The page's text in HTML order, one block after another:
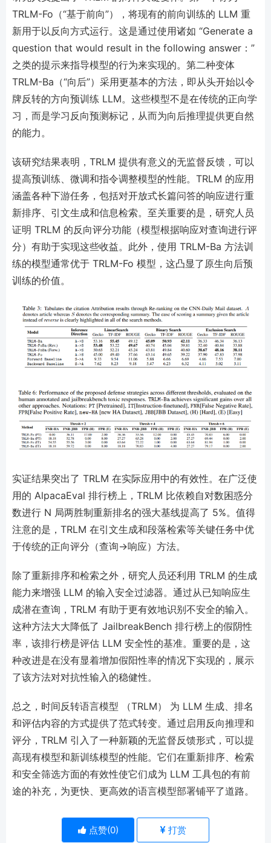
TRLM-Fo（“基于前向”），将现有的前向训练的 LLM 重
新用于以反向方式运行。这是通过使用诸如 “Generate a
question that would result in the following answer：”
之类的提示来指导模型的行为来实现的。第二种变体
TRLM-Ba（“向后”）采用更基本的方法，即从头开始以令
牌反转的方向预训练 LLM。这些模型不是在传统的正向学
习，而是学习反向预测标记，从而为向后推理提供更自然
的能力。
该研究结果表明，TRLM 提供有意义的无监督反馈，可以
提高预训练、微调和指令调整模型的性能。TRLM 的应用
涵盖各种下游任务，包括对开放式长篇问答的响应进行重
新排序、引文生成和信息检索。至关重要的是，研究人员
证明 TRLM 的反向评分功能（模型根据响应对查询进行评
分）有助于实现这些收益。此外，使用 TRLM-Ba 方法训
练的模型通常优于 TRLM-Fo 模型，这凸显了原生向后预
训练的价值。
实证结果突出了 TRLM 在实际应用中的有效性。在广泛使
用的 AlpacaEval 排行榜上，TRLM 比依赖自对数困惑分
数进行 N 局两胜制重新排名的强大基线提高了 5%。值得
注意的是，TRLM 在引文生成和段落检索等关键任务中优
于传统的正向评分（查询→响应）方法。
除了重新排序和检索之外，研究人员还利用 TRLM 的生成
能力来增强 LLM 的输入安全过滤器。通过从已知响应生
成潜在查询，TRLM 有助于更有效地识别不安全的输入。
这种方法大大降低了 JailbreakBench 排行榜上的假阴性
率，该排行榜是评估 LLM 安全性的基准。重要的是，这
种改进是在没有显着增加假阳性率的情况下实现的，展示
了该方法对对抗性输入的稳健性。
总之，时间反转语言模型 （TRLM） 为 LLM 生成、排名
和评估内容的方式提供了范式转变。通过启用反向推理和
评分，TRLM 引入了一种新颖的无监督反馈形式，可以提
高现有模型和新训练模型的性能。它们在重新排序、检索
和安全筛选方面的有效性使它们成为 LLM 工具包的有前
途的补充，为更快、更高效的语言模型部署铺平了道路。
点赞(0) 打赏